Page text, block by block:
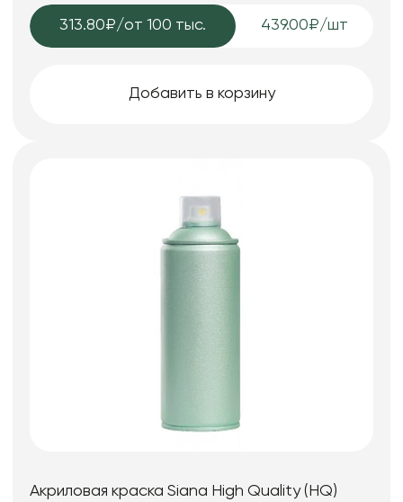
313.80₽/от 100 тыс. 439.00₽/шт
Добавить в корзину
Акриловая краска Siana High Quality (HQ)